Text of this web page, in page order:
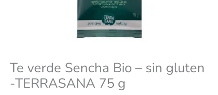
Te verde Sencha Bio – sin gluten
-TERRASANA 75 g